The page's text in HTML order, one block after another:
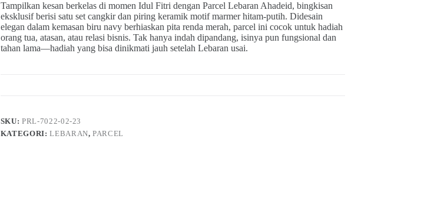
Tampilkan kesan berkelas di momen Idul Fitri dengan Parcel Lebaran Ahadeid, bingkisan
eksklusif berisi satu set cangkir dan piring keramik motif marmer hitam-putih. Didesain
elegan dalam kemasan biru navy berhiaskan pita renda merah, parcel ini cocok untuk hadiah
orang tua, atasan, atau relasi bisnis. Tak hanya indah dipandang, isinya pun fungsional dan
tahan lama—hadiah yang bisa dinikmati jauh setelah Lebaran usai.
SKU:PRL-7022-02-23
KATEGORI:LEBARAN,PARCEL